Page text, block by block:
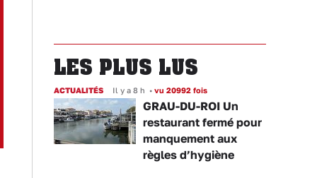
LES PLUS LUS
ACTUALITÉS Il y a 8 h • vu 20992 fois
GRAU-DU-ROI Un
restaurant fermé pour
manquement aux
règles d’hygiène